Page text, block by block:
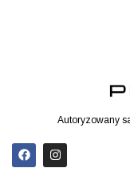
Autoryzowany